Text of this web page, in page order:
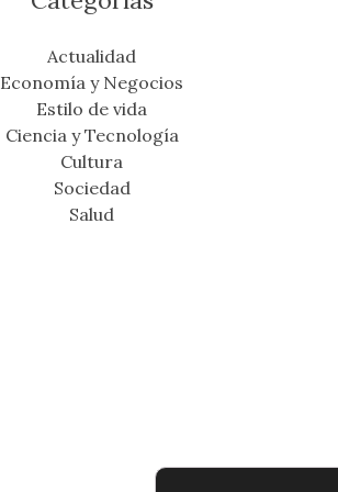
Actualidad
Economía y Negocios
Estilo de vida
Ciencia y Tecnología
Cultura
Sociedad
Salud